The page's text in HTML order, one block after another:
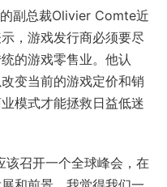
副总裁Olivier Comte近
，游戏发行商必须要尽
的游戏零售业。他认
变当前的游戏定价和销
模式才能拯救日益低迷
召开一个全球峰会，在